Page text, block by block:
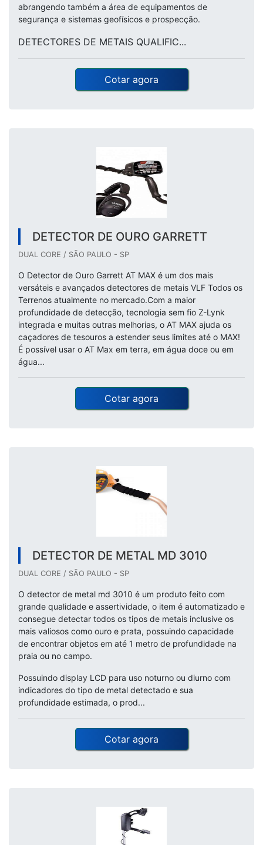
abrangendo também a área de equipamentos de
segurança e sistemas geofísicos e prospecção.
DETECTORES DE METAIS QUALIFIC...
Cotar agora
DETECTOR DE OURO GARRETT
DUAL CORE / SÃO PAULO - SP
O Detector de Ouro Garrett AT MAX é um dos mais
versáteis e avançados detectores de metais VLF Todos os
Terrenos atualmente no mercado.Com a maior
profundidade de detecção, tecnologia sem fio Z-Lynk
integrada e muitas outras melhorias, o AT MAX ajuda os
caçadores de tesouros a estender seus limites até o MAX!
É possível usar o AT Max em terra, em água doce ou em
água...
Cotar agora
DETECTOR DE METAL MD 3010
DUAL CORE / SÃO PAULO - SP
O detector de metal md 3010 é um produto feito com
grande qualidade e assertividade, o item é automatizado e
consegue detectar todos os tipos de metais inclusive os
mais valiosos como ouro e prata, possuindo capacidade
de encontrar objetos em até 1 metro de profundidade na
praia ou no campo.
Possuindo display LCD para uso noturno ou diurno com
indicadores do tipo de metal detectado e sua
profundidade estimada, o prod...
Cotar agora